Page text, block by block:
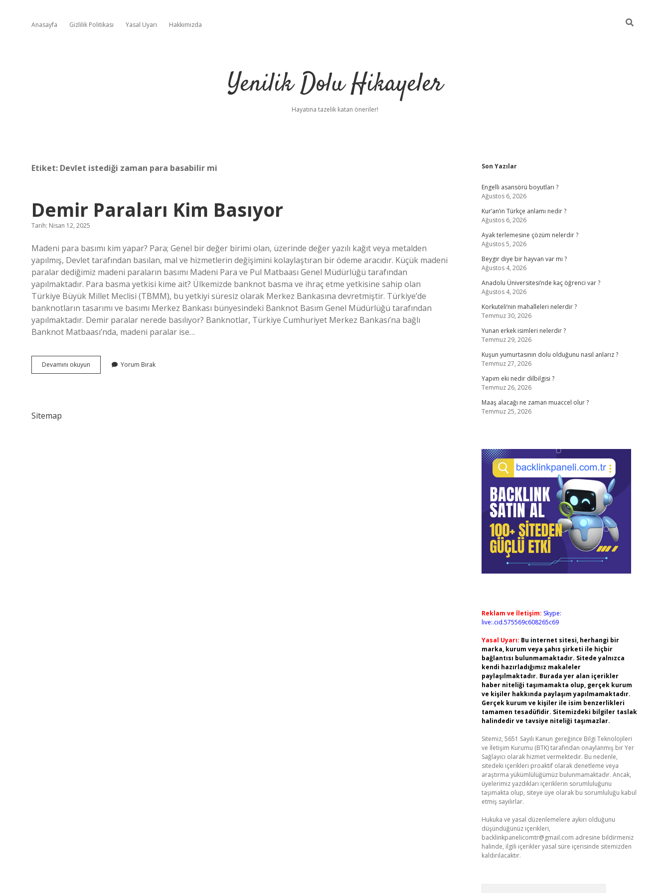
Anasayfa Gizlilik Politikası Yasal Uyarı Hakkımızda
Yenilik Dolu Hikayeler
Hayatına tazelik katan öneriler!
Etiket: Devlet istediği zaman para basabilir mi
Demir Paraları Kim Basıyor
Tarih: Nisan 12, 2025
Madeni para basımı kim yapar? Para; Genel bir değer birimi olan, üzerinde değer yazılı kağıt veya metalden
yapılmış, Devlet tarafından basılan, mal ve hizmetlerin değişimini kolaylaştıran bir ödeme aracıdır. Küçük madeni
paralar dediğimiz madeni paraların basımı Madeni Para ve Pul Matbaası Genel Müdürlüğü tarafından
yapılmaktadır. Para basma yetkisi kime ait? Ülkemizde banknot basma ve ihraç etme yetkisine sahip olan
Türkiye Büyük Millet Meclisi (TBMM), bu yetkiyi süresiz olarak Merkez Bankasına devretmiştir. Türkiye’de
banknotların tasarımı ve basımı Merkez Bankası bünyesindeki Banknot Basım Genel Müdürlüğü tarafından
yapılmaktadır. Demir paralar nerede basılıyor? Banknotlar, Türkiye Cumhuriyet Merkez Bankası’na bağlı
Banknot Matbaası’nda, madeni paralar ise…
Devamını okuyun
Paraları
Yorum Bırak
Sitemap
Sidebar
Son Yazılar
Engelli asansörü boyutları ?
Ağustos 6, 2026
Kur’an’ın Türkçe anlamı nedir ?
Ağustos 6, 2026
Ayak terlemesine çözüm nelerdir ?
Ağustos 5, 2026
Beygir diye bir hayvan var mı ?
Ağustos 4, 2026
Anadolu Üniversitesi’nde kaç öğrenci var ?
Ağustos 4, 2026
Korkuteli’nin mahalleleri nelerdir ?
Temmuz 30, 2026
Yunan erkek isimleri nelerdir ?
Temmuz 29, 2026
Kuşun yumurtasının dolu olduğunu nasıl anlarız ?
Temmuz 27, 2026
Yapım eki nedir dilbilgisi ?
Temmuz 26, 2026
Maaş alacağı ne zaman muaccel olur ?
Temmuz 25, 2026
Reklam ve İletişim: Skype:
live:.cid.575569c608265c69
Yasal Uyarı: Bu internet sitesi, herhangi bir
marka, kurum veya şahıs şirketi ile hiçbir
bağlantısı bulunmamaktadır. Sitede yalnızca
kendi hazırladığımız makaleler
paylaşılmaktadır. Burada yer alan içerikler
haber niteliği taşımamakta olup, gerçek kurum
ve kişiler hakkında paylaşım yapılmamaktadır.
Gerçek kurum ve kişiler ile isim benzerlikleri
tamamen tesadüfidir. Sitemizdeki bilgiler taslak
halindedir ve tavsiye niteliği taşımazlar.
Sitemiz, 5651 Sayılı Kanun gereğince Bilgi Teknolojileri
ve İletişim Kurumu (BTK) tarafından onaylanmış bir Yer
Sağlayıcı olarak hizmet vermektedir. Bu nedenle,
sitedeki içerikleri proaktif olarak denetleme veya
araştırma yükümlülüğümüz bulunmamaktadır. Ancak,
üyelerimiz yazdıkları içeriklerin sorumluluğunu
taşımakta olup, siteye üye olarak bu sorumluluğu kabul
etmiş sayılırlar.
Hukuka ve yasal düzenlemelere aykırı olduğunu
düşündüğünüz içerikleri,
backlinkpanelicomtr@gmail.com adresine bildirmeniz
halinde, ilgili içerikler yasal süre içerisinde sitemizden
kaldırılacaktır.